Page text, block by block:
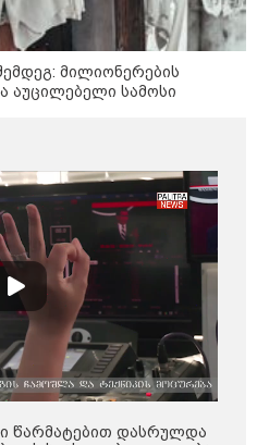
2-3 წელში გაორმაგდება“
თბილისის
სადაც შესაძლოა,
გაძვირდეს
მილიონერების
აუცილებელი სამოსი
წარმატებით დასრულდა